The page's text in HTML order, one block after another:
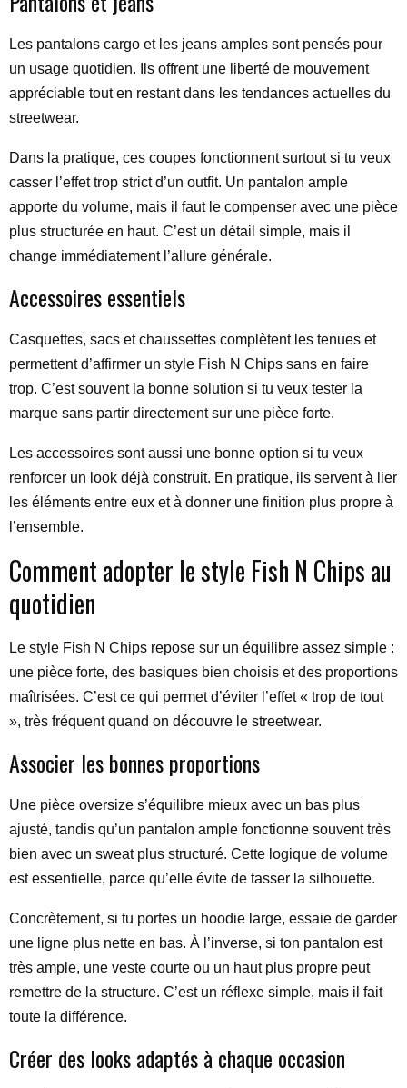
Les pantalons cargo et les jeans amples sont pensés pour
un usage quotidien. Ils offrent une liberté de mouvement
appréciable tout en restant dans les tendances actuelles du
streetwear.
Dans la pratique, ces coupes fonctionnent surtout si tu veux
casser l’effet trop strict d’un outfit. Un pantalon ample
apporte du volume, mais il faut le compenser avec une pièce
plus structurée en haut. C’est un détail simple, mais il
change immédiatement l’allure générale.
Accessoires essentiels
Casquettes, sacs et chaussettes complètent les tenues et
permettent d’affirmer un style Fish N Chips sans en faire
trop. C’est souvent la bonne solution si tu veux tester la
marque sans partir directement sur une pièce forte.
Les accessoires sont aussi une bonne option si tu veux
renforcer un look déjà construit. En pratique, ils servent à lier
les éléments entre eux et à donner une finition plus propre à
l’ensemble.
Comment adopter le style Fish N Chips au
quotidien
Le style Fish N Chips repose sur un équilibre assez simple :
une pièce forte, des basiques bien choisis et des proportions
maîtrisées. C’est ce qui permet d’éviter l’effet « trop de tout
», très fréquent quand on découvre le streetwear.
Associer les bonnes proportions
Une pièce oversize s’équilibre mieux avec un bas plus
ajusté, tandis qu’un pantalon ample fonctionne souvent très
bien avec un sweat plus structuré. Cette logique de volume
est essentielle, parce qu’elle évite de tasser la silhouette.
Concrètement, si tu portes un hoodie large, essaie de garder
une ligne plus nette en bas. À l’inverse, si ton pantalon est
très ample, une veste courte ou un haut plus propre peut
remettre de la structure. C’est un réflexe simple, mais il fait
toute la différence.
Créer des looks adaptés à chaque occasion